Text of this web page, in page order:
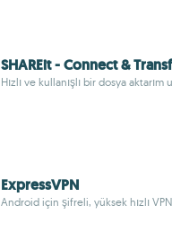
SHAREit - Connect &
Hızlı ve kullanışlı bir dosya aktarım
ExpressVPN
Android için şifreli, yüksek hızlı VPN